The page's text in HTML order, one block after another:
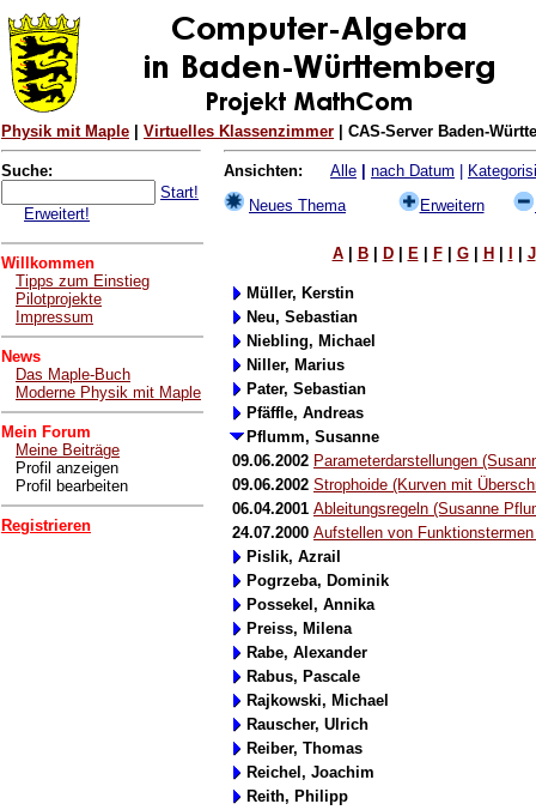
Physik mit Maple Virtuelles Klassenzimmer | CAS-Server Baden-
Suche:
Start!
Erweitert!
Willkommen
Tipps zum Einstieg
Pilotprojekte
Impressum
News
Das Maple-Buch
Moderne Physik mit Maple
Mein Forum
Meine Beiträge
Profil anzeigen
Profil bearbeiten
Registrieren
Ansichten: Alle nach Datum
Neues Thema
Erweitern
A| B| D| E| F| G| H J
Müller, Kerstin
Neu, Sebastian
Niebling, Michael
Niller, Marius
Pater, Sebastian
Pfäffle, Andreas
Pflumm, Susanne
09.06.2002 Parameterdarstellungen
09.06.2002 Strophoide (Kurven mit
06.04.2001 Ableitungsregeln (Susanne
24.07.2000 Aufstellen von
Pislik, Azrail
Pogrzeba, Dominik
Possekel, Annika
Preiss, Milena
Rabe, Alexander
Rabus, Pascale
Rajkowski, Michael
Rauscher, Ulrich
Reiber, Thomas
Reichel, Joachim
Reith, Philipp